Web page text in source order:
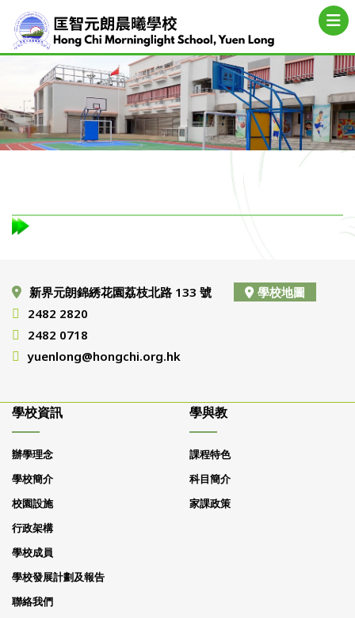
新界元朗錦綉花園荔枝北路 133 號
學校地圖
2482 2820
2482 0718
yuenlong@hongchi.org.hk
學校資訊
辦學理念
學校簡介
校園設施
行政架構
學校成員
學校發展計劃及報告
聯絡我們
學與教
課程特色
科目簡介
家課政策